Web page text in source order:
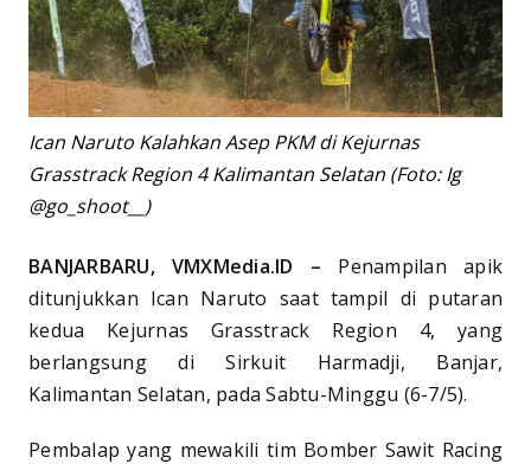
Ican Naruto Kalahkan Asep PKM di Kejurnas
Grasstrack Region 4 Kalimantan Selatan (Foto: Ig
@go_shoot__)
BANJARBARU, VMXMedia.ID – Penampilan apik
ditunjukkan Ican Naruto saat tampil di putaran
kedua Kejurnas Grasstrack Region 4, yang
berlangsung di Sirkuit Harmadji, Banjar,
Kalimantan Selatan, pada Sabtu-Minggu (6-7/5).
Pembalap yang mewakili tim Bomber Sawit Racing